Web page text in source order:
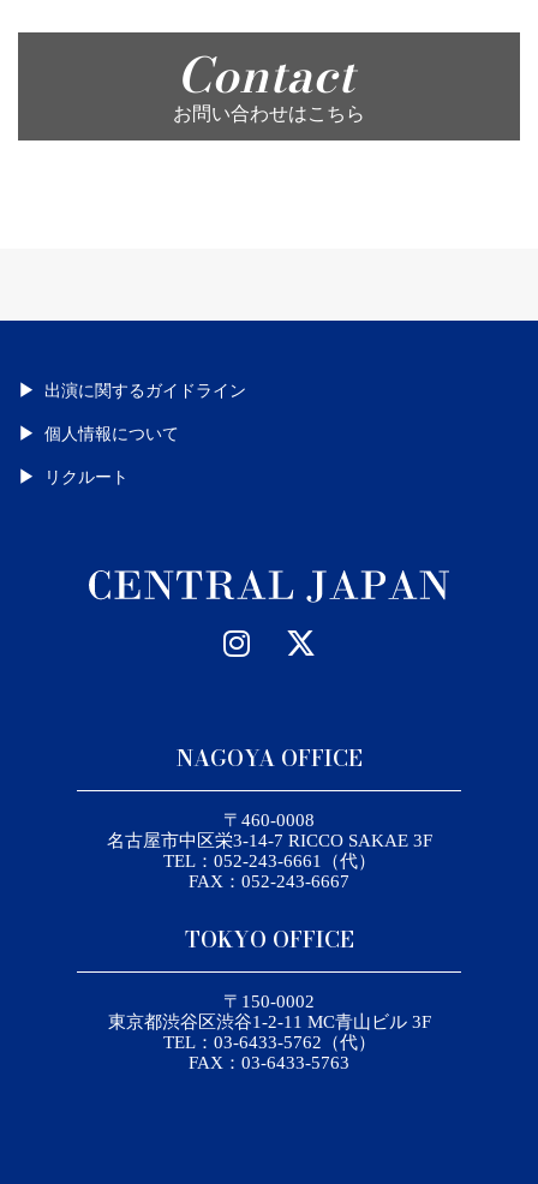
Contact
お問い合わせはこちら
出演に関するガイドライン
個人情報について
リクルート
NAGOYA OFFICE
〒460-0008
名古屋市中区栄3-14-7 RICCO SAKAE 3F
TEL：052-243-6661（代）
FAX：052-243-6667
TOKYO OFFICE
〒150-0002
東京都渋谷区渋谷1-2-11 MC青山ビル 3F
TEL：03-6433-5762（代）
FAX：03-6433-5763